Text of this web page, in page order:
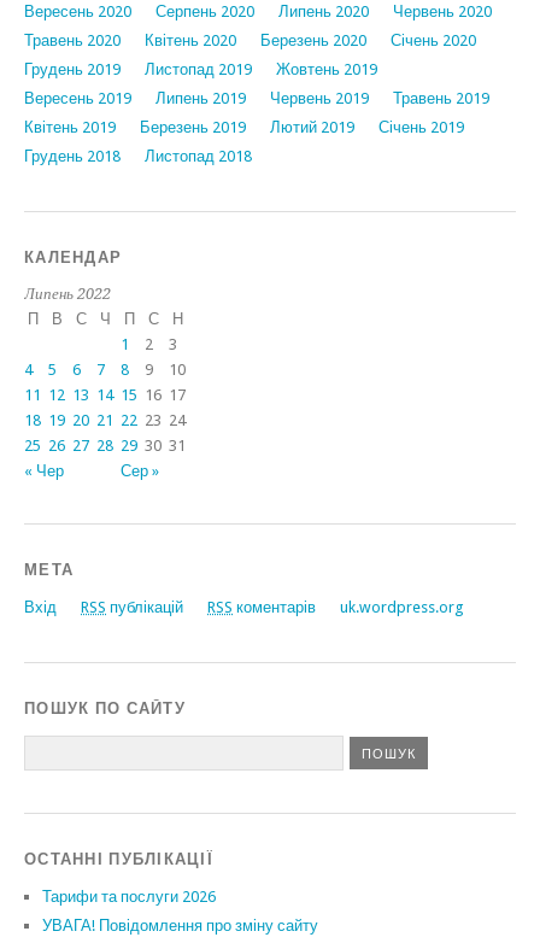
Вересень 2020
Серпень 2020 Липень 2020
Червень 2020
Травень 2020
Квітень 2020 Березень 2020
Січень 2020
Грудень 2019
Листопад 2019
Жовтень 2019
Вересень 2019
Липень 2019 Червень 2019
Травень 2019
Квітень 2019
Березень 2019 Лютий 2019
Січень 2019
Грудень 2018
Листопад 2018
КАЛЕНДАР
Липень 2022
П
В С Ч П С Н
« Чер Сер »
1 2
3
4
5 6 7 8 9
10
11 12 13 14 15 16 17
18 19 20 21 22 23 24
25 26 27 28 29 30 31
МЕТА
Вхід RSS публікацій RSS коментарів uk.wordpress.org
ПОШУК ПО САЙТУ
ОСТАННІ ПУБЛІКАЦІЇ
Тарифи та послуги 2026
УВАГА! Повідомлення про зміну сайту